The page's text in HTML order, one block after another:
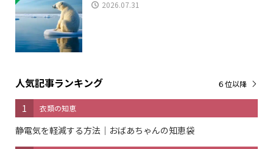
2026.07.31
人気記事ランキング
1 衣類の知恵
静電気を軽減する方法｜おばあちゃんの知恵袋
６位以降